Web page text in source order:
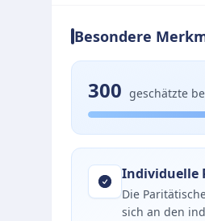
Besondere
300 geschätzte
Individuelle
Die
sich an den